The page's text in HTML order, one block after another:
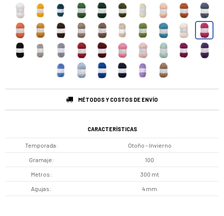
MÉTODOS Y COSTOS DE ENVÍO
CARACTERÍSTICAS
Temporada Otoño - Invierno
Gramaje 100
Metros 300 mt
Agujas 4 mm